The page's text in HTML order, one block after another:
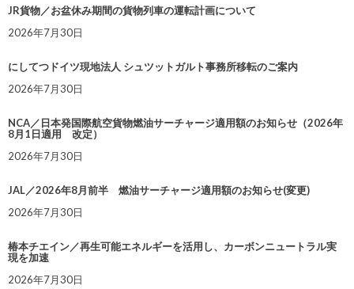
JR貨物／お盆休み期間の貨物列車の運転計画について
2026年7月30日
にしてつドイツ現地法人 シュツットガルト事務所移転のご案内
2026年7月30日
NCA／日本発国際航空貨物燃油サーチャージ適用額のお知らせ（2026年
8月1日適用 改定）
2026年7月30日
JAL／2026年8月前半 燃油サーチャージ適用額のお知らせ(変更)
2026年7月30日
椿本チエイン／再生可能エネルギーを活用し、カーボンニュートラル実
現を加速
2026年7月30日